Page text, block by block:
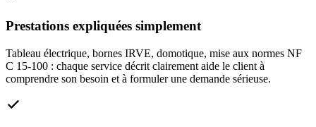
Prestations expliquées simplement
Tableau électrique, bornes IRVE, domotique, mise aux normes NF
C 15-100 : chaque service décrit clairement aide le client à
comprendre son besoin et à formuler une demande sérieuse.